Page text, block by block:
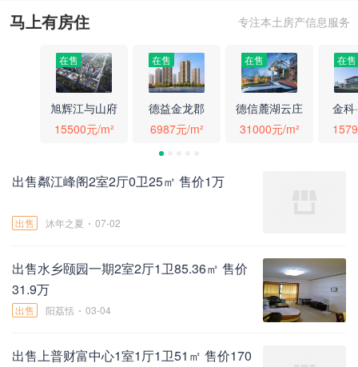
马上有房住 专注本土房产信息服务
在售
旭辉江与山府
15500元/m²
在售
德益金龙郡
6987元/m²
在售
德信麓湖云庄
31000元/m²
在售
金科
出售粼江峰阁2室2厅0卫25㎡ 售价1万
出售 沐年之夏 07-02
出售水乡颐园一期2室2厅1卫85.36㎡ 售价
31.9万
出售 阳荔恬 03-04
出售上普财富中心1室1厅1卫51㎡ 售价170